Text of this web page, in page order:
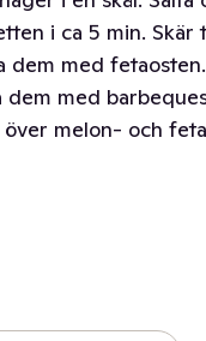
i ca 5 min.
dem med
dem med
melon- och